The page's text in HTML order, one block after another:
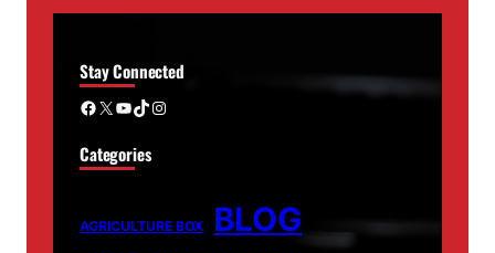
Stay Connected
Facebook X YouTube TikTok Instagram
Categories
AGRICULTURE BOX BLOG